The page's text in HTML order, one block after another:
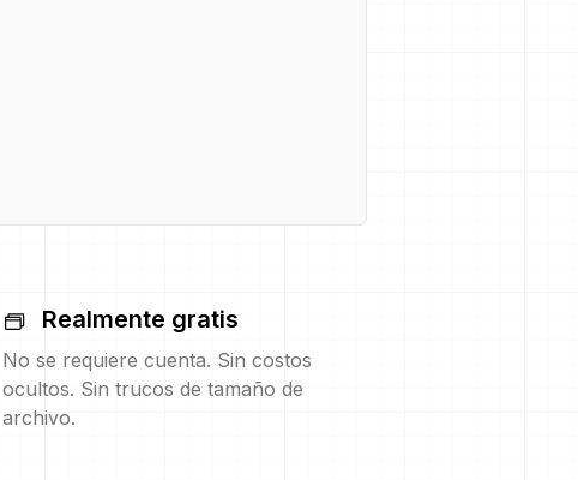
Realmente gratis
No se requiere cuenta. Sin costos
ocultos. Sin trucos de tamaño de
archivo.